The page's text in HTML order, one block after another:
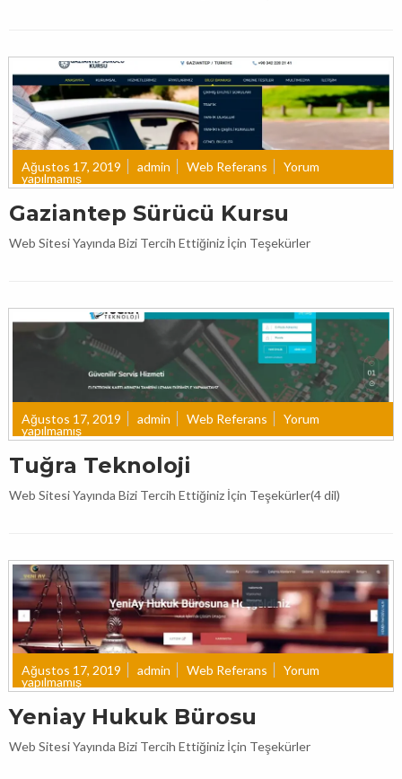
Ağustos 17, 2019 admin Web Referans Yorum
yapılmamış
Gaziantep Sürücü Kursu
Web Sitesi Yayında Bizi Tercih Ettiğiniz İçin Teşekürler
Ağustos 17, 2019 admin Web Referans Yorum
yapılmamış
Tuğra Teknoloji
Web Sitesi Yayında Bizi Tercih Ettiğiniz İçin Teşekürler(4 dil)
Ağustos 17, 2019 admin Web Referans Yorum
yapılmamış
Yeniay Hukuk Bürosu
Web Sitesi Yayında Bizi Tercih Ettiğiniz İçin Teşekürler